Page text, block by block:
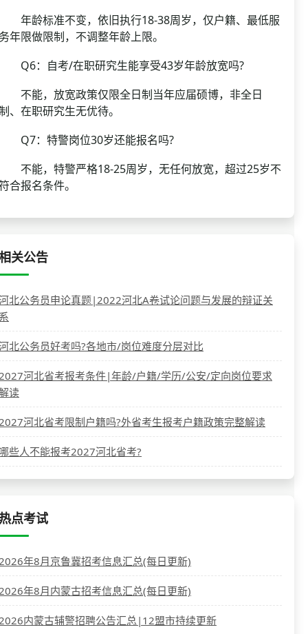
龄标准不变，依旧执行18-38周岁，仅户籍、最低服
年限做限制，不调整年龄上限。
：自考/在职研究生能享受43岁年龄放宽吗?
能，放宽政策仅限全日制当年应届硕博，非全日
、在职研究生无优待。
：特警岗位30岁还能报名吗?
能，特警严格18-25周岁，无任何放宽，超过25岁不
合报名条件。
关公告
北公务员申论真题|2022河北A卷试论问题与发展的辩证关
北公务员好考吗?各地市/岗位难度分层对比
河北省考报考条件|年龄/户籍/学历/公安/定向岗位要求
读
河北省考限制户籍吗?外省考生报考户籍政策完整解读
些人不能报考2027河北省考?
点考试
年8月京鲁冀招考信息汇总(每日更新)
年8月内蒙古招考信息汇总(每日更新)
内蒙古辅警招聘公告汇总|12盟市持续更新